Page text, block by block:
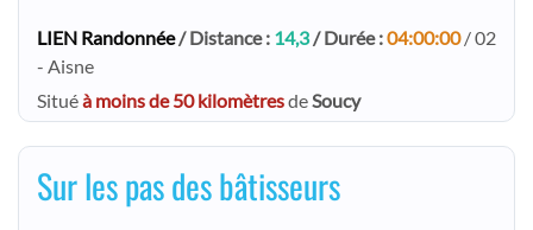
LIEN Randonnée/ Distance : 14,3/ Durée :04:00:00/ 02
- Aisne
Situéà moins de 50 kilomètresdeSoucy
Sur les pas des bâtisseurs